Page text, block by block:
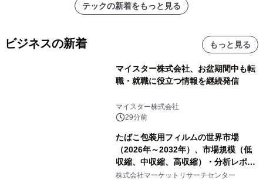
テックの新着をもっと見る
ビジネスの新着 もっと見る
マイスター株式会社、お盆期間中も転
職・就職に役立つ情報を継続発信
マイスター株式会社
29分前
たばこ包装用フィルムの世界市場
（2026年～2032年）、市場規模（低
収縮、中収縮、高収縮）・分析レポー
トを発表
株式会社マーケットリサーチセンター